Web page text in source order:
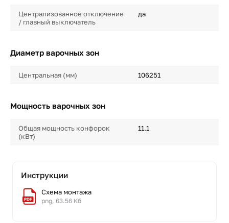
Централизованное отключение
/ главный выключатель
да
Диаметр варочных зон
Центральная (мм) 106251
Мощность варочных зон
Общая мощность конфорок
(кВт)
11.1
Инструкции
Схема монтажа
png, 63.56 Кб